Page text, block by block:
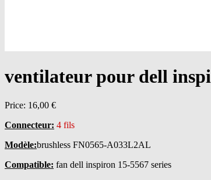
ventilateur pour dell
Price: 16,00 €
Connecteur: 4 fils
Modèle:brushless FN0565-A033L2AL
Compatible: fan dell inspiron 15-5567 series